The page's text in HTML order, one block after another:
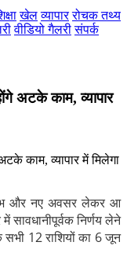
खेल व्यापार रोचक तथ्य
वीडियो गैलरी संपर्क
अटके काम, व्यापार
और नए अवसर लेकर आ
निर्णय लेने
12 राशियों का 6 जून